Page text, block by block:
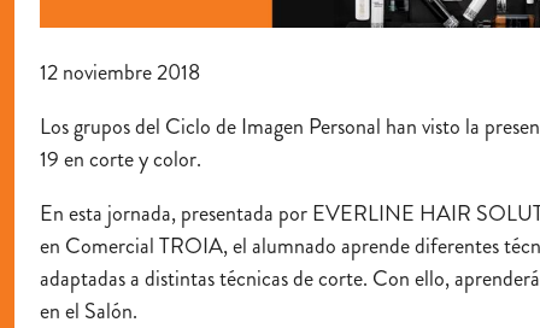
12 noviembre 2018
Los grupos del Ciclo de Imagen Personal han visto la
19 en corte y color.
En esta jornada, presentada por EVERLINE HAIR
en Comercial TROIA, el alumnado aprende diferentes
adaptadas a distintas técnicas de corte. Con ello,
en el Salón.